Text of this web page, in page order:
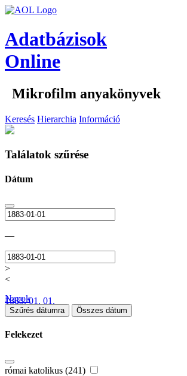
Adatbázisok
Online
Mikrofilm anyakönyvek
Keresés Hierarchia Információ
Találatok szűrése
Dátum
—
>
<
1883. 01. 01.
Napok
Szűrés dátumra Összes dátum
Felekezet
római katolikus (241)